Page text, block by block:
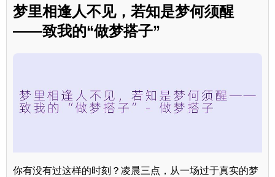
梦里相逢人不见，若知是梦何须醒
——致我的“做梦搭子”
你有没有过这样的时刻？凌晨三点，从一场过于真实的梦